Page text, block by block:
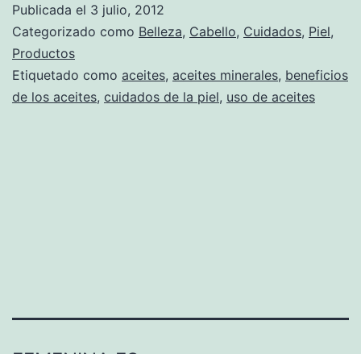
Publicada el 3 julio, 2012
Categorizado como Belleza, Cabello, Cuidados, Piel,
Productos
Etiquetado como aceites, aceites minerales, beneficios
de los aceites, cuidados de la piel, uso de aceites